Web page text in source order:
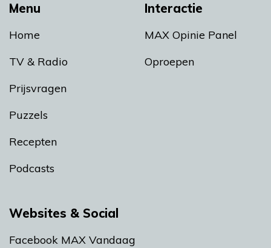
Menu
Home
TV & Radio
Prijsvragen
Puzzels
Recepten
Podcasts
Interactie
MAX Opinie Panel
Oproepen
Websites & Social
Facebook MAX Vandaag